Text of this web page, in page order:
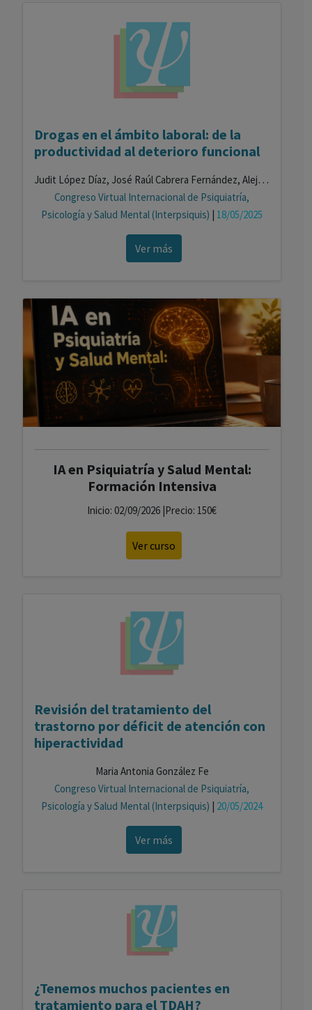
Drogas en el ámbito laboral: de la
productividad al deterioro funcional
Judit López Díaz, José Raúl Cabrera Fernández, Alejandro Marcos Rodríguez, Celia Morales Torres
Congreso Virtual Internacional de Psiquiatría,
Psicología y Salud Mental (Interpsiquis) | 18/05/2025
Ver más
IA en Psiquiatría y Salud Mental:
Formación Intensiva
Inicio: 02/09/2026 |Precio: 150€
Ver curso
Revisión del tratamiento del
trastorno por déficit de atención con
hiperactividad
Maria Antonia González Fe
Congreso Virtual Internacional de Psiquiatría,
Psicología y Salud Mental (Interpsiquis) | 20/05/2024
Ver más
¿Tenemos muchos pacientes en
tratamiento para el TDAH?